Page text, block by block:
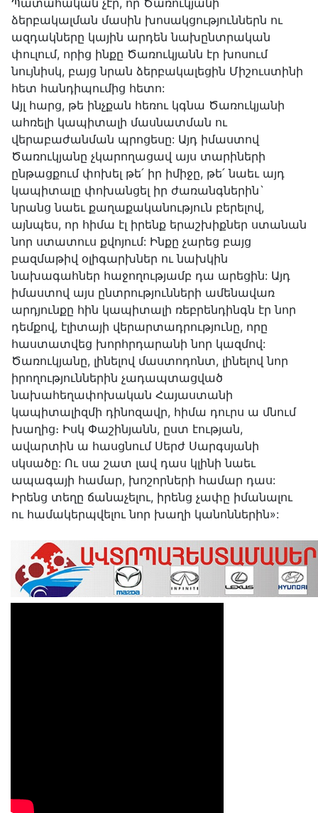
Պատահական չէր, որ Ծառուկյանի
ձերբակալման մասին խոսակցություններն ու
ազդակները կային արդեն նախընտրական
փուլում, որից ինքը Ծառուկյանն էր խոսում
նույնիսկ, բայց նրան ձերբակալեցին Միշուստինի
հետ հանդիպումից հետո:
Այլ հարց, թե ինչքան հեռու կգնա Ծառուկյանի
ահռելի կապիտալի մասնատման ու
վերաբաժանման պրոցեսը: Այդ իմաստով
Ծառուկյանը չկարողացավ այս տարիների
ընթացքում փոխել թե՛ իր իմիջը, թե՛ նաեւ այդ
կապիտալը փոխանցել իր ժառանգներին`
նրանց նաեւ քաղաքականություն բերելով,
այնպես, որ հիմա էլ իրենք երաշխիքներ ստանան
նոր ստատուս քվոյում: Ինքը չարեց բայց
բազմաթիվ օլիգարխներ ու նախկին
նախագահներ հաջողությամբ դա արեցին: Այդ
իմաստով այս ընտրությունների ամենավառ
արդյունքը հին կապիտալի ռեբրենդինգն էր նոր
դեմքով, էլիտայի վերարտադրությունը, որը
հաստատվեց խորհրդարանի նոր կազմով:
Ծառուկյանը, լինելով մաստոդոնտ, լինելով նոր
իրողություններին չադապտացված
նախահեղափոխական Հայաստանի
կապիտալիզմի դինոզավր, հիմա դուրս ա մնում
խաղից։ Իսկ Փաշինյանն, ըստ էության,
ավարտին ա հասցնում Սերժ Սարգսյանի
սկսածը: Ու սա շատ լավ դաս կլինի նաեւ
ապագայի համար, խոշորների համար դաս:
Իրենց տեղը ճանաչելու, իրենց չափը իմանալու
ու համակերպվելու նոր խաղի կանոններին»: